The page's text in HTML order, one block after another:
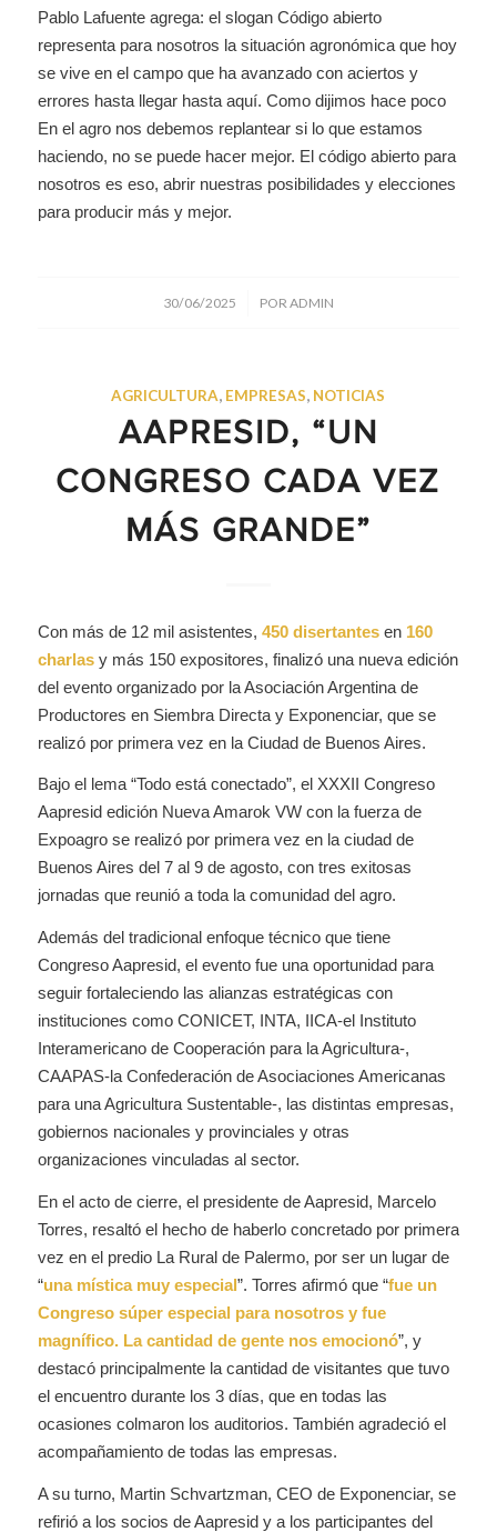
Pablo Lafuente agrega: el slogan Código abierto
representa para nosotros la situación agronómica que hoy
se vive en el campo que ha avanzado con aciertos y
errores hasta llegar hasta aquí. Como dijimos hace poco
En el agro nos debemos replantear si lo que estamos
haciendo, no se puede hacer mejor. El código abierto para
nosotros es eso, abrir nuestras posibilidades y elecciones
para producir más y mejor.
30/06/2025
/ POR ADMIN
AGRICULTURA, EMPRESAS, NOTICIAS
AAPRESID, “UN
CONGRESO CADA VEZ
MÁS GRANDE”
Con más de 12 mil asistentes, 450 disertantesen 160
charlas y más 150 expositores, finalizó una nueva edición
del evento organizado por la Asociación Argentina de
Productores en Siembra Directa y Exponenciar, que se
realizó por primera vez en la Ciudad de Buenos Aires.
Bajo el lema “Todo está conectado”, el XXXII Congreso
Aapresid edición Nueva Amarok VW con la fuerza de
Expoagro se realizó por primera vez en la ciudad de
Buenos Aires del 7 al 9 de agosto, con tres exitosas
jornadas que reunió a toda la comunidad del agro.
Además del tradicional enfoque técnico que tiene
Congreso Aapresid, el evento fue una oportunidad para
seguir fortaleciendo las alianzas estratégicas con
instituciones como CONICET, INTA, IICA-el Instituto
Interamericano de Cooperación para la Agricultura-,
CAAPAS-la Confederación de Asociaciones Americanas
para una Agricultura Sustentable-, las distintas empresas,
gobiernos nacionales y provinciales y otras
organizaciones vinculadas al sector.
En el acto de cierre, el presidente de Aapresid, Marcelo
Torres, resaltó el hecho de haberlo concretado por primera
vez en el predio La Rural de Palermo, por ser un lugar de
“una mística muy especial”. Torres afirmó que “fue un
Congreso súper especial para nosotros y fue
magnífico. La cantidad de gente nos emocionó”, y
destacó principalmente la cantidad de visitantes que tuvo
el encuentro durante los 3 días, que en todas las
ocasiones colmaron los auditorios. También agradeció el
acompañamiento de todas las empresas.
A su turno, Martin Schvartzman, CEO de Exponenciar, se
refirió a los socios de Aapresid y a los participantes del